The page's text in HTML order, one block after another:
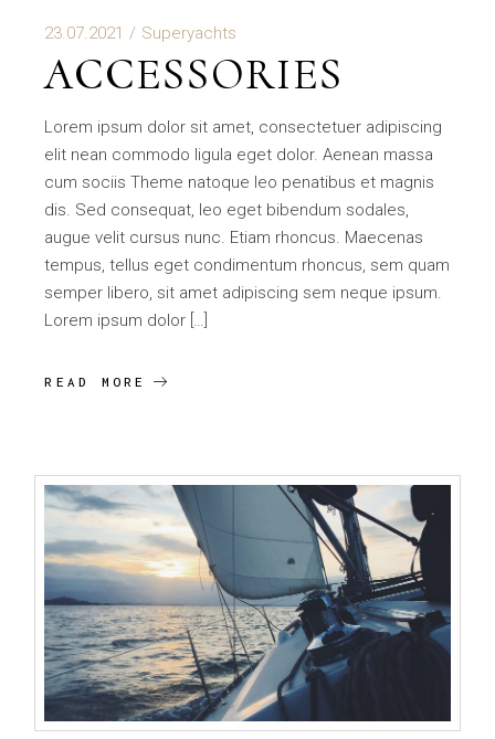
23.07.2021 Superyachts
ACCESSORIES
Lorem ipsum dolor sit amet, consectetuer adipiscing
elit nean commodo ligula eget dolor. Aenean massa
cum sociis Theme natoque leo penatibus et magnis
dis. Sed consequat, leo eget bibendum sodales,
augue velit cursus nunc. Etiam rhoncus. Maecenas
tempus, tellus eget condimentum rhoncus, sem quam
semper libero, sit amet adipiscing sem neque ipsum.
Lorem ipsum dolor […]
READ MORE